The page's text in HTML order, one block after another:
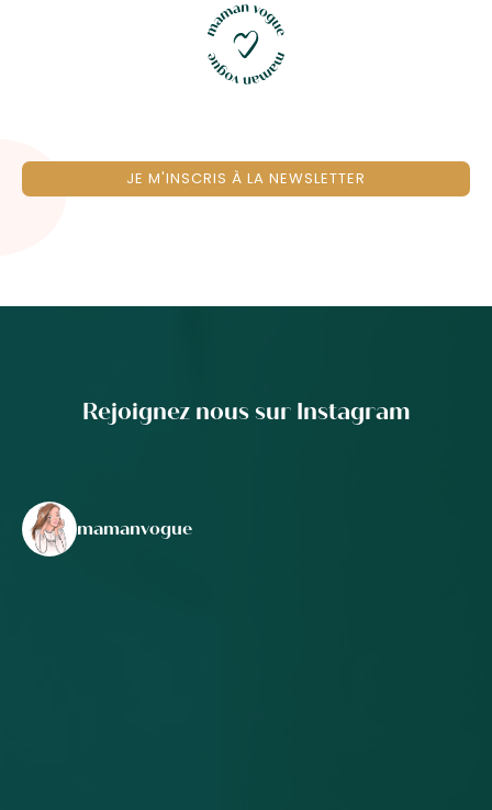
JE M'INSCRIS À LA NEWSLETTER
Rejoignez nous sur Instagram
mamanvogue